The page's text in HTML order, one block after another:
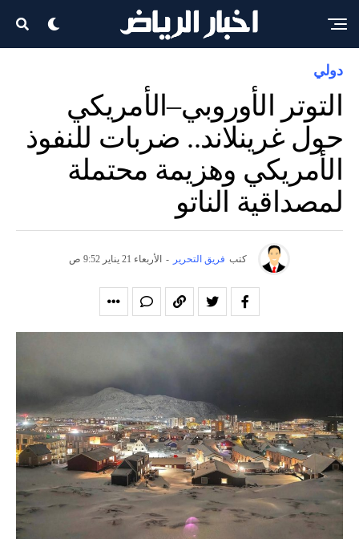
دولي
التوتر الأوروبي–الأمريكي
حول غرينلاند.. ضربات للنفوذ
الأمريكي وهزيمة محتملة
لمصداقية الناتو
كتب فريق التحرير - الأربعاء 21 يناير 9:52 ص